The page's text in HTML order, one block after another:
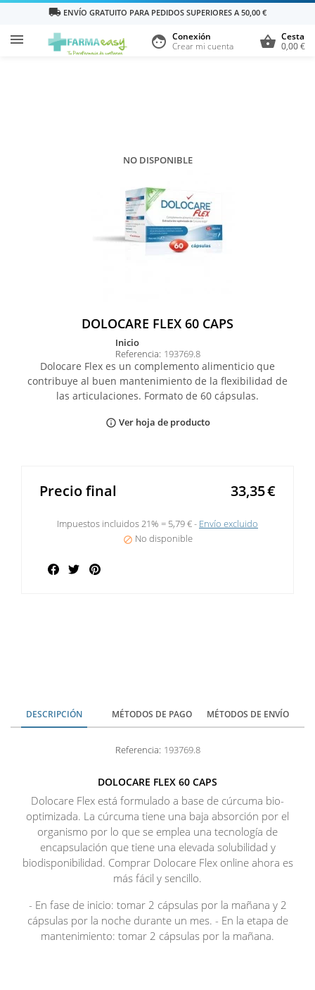
local_shipping ENVÍO GRATUITO PARA PEDIDOS SUPERIORES A 50,00 €
 shopping_basket Cesta
0,00 €
face Conexión
Crear mi cuenta
NO DISPONIBLE
DOLOCARE FLEX 60 CAPS
inicio
Referencia: 193769.8
Dolocare Flex es un complemento alimenticio que
contribuye al buen mantenimiento de la flexibilidad de
las articulaciones. Formato de 60 cápsulas.
info_outline Ver hoja de producto
Precio final €
33,35
Impuestos incluidos 21% = 5,79 € Envío excluido
 No disponible
Compartir
DESCRIPCIÓN MÉTODOS DE PAGO MÉTODOS DE ENVÍO
Referencia: 193769.8
DOLOCARE FLEX 60 CAPS
Dolocare Flex está formulado a base de cúrcuma bio-
optimizada. La cúrcuma tiene una baja absorción por el
organismo por lo que se emplea una tecnología de
encapsulación que tiene una elevada solubilidad y
biodisponibilidad. Comprar Dolocare Flex online ahora es
más fácil y sencillo.
- En fase de inicio: tomar 2 cápsulas por la mañana y 2
cápsulas por la noche durante un mes. - En la etapa de
mantenimiento: tomar 2 cápsulas por la mañana.